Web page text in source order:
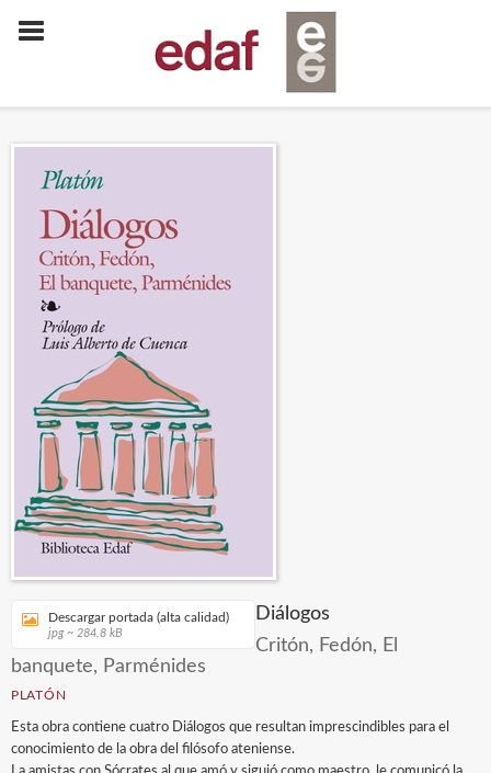
Descargar portada (alta calidad)
jpg ~ 284.8 kB
Diálogos
Critón, Fedón, El
banquete, Parménides
PLATÓN
Esta obra contiene cuatro Diálogos que resultan imprescindibles para el
conocimiento de la obra del filósofo ateniense.